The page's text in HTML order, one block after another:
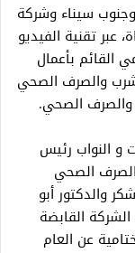
سيناء وشركة
تقنية الفيديو
بأعمال
والصرف الصحي
والصرف الصحي.
و النواب رئيس
الصحي
والدكتور أبو
القابضة
عن العام